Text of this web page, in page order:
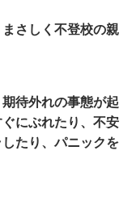
さしく不登校の親
待外れの事態が起
にぶれたり、不安
たり、パニックを